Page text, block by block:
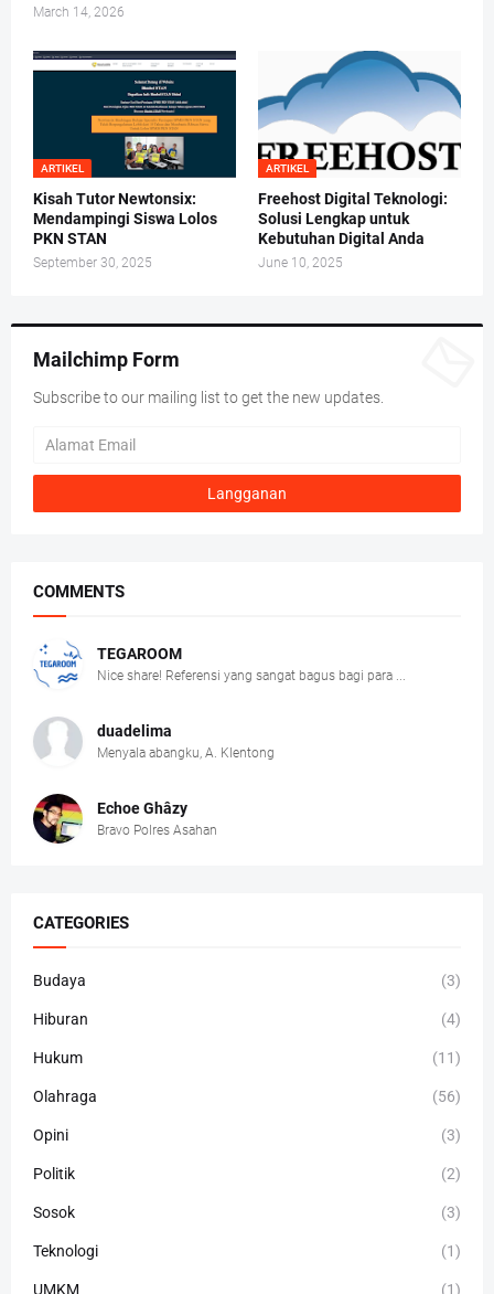
March 14, 2026
ARTIKEL
Kisah Tutor Newtonsix:
Mendampingi Siswa Lolos
PKN STAN
September 30, 2025
ARTIKEL
Freehost Digital Teknologi:
Solusi Lengkap untuk
Kebutuhan Digital Anda
June 10, 2025
Mailchimp Form
Subscribe to our mailing list to get the new updates.
COMMENTS
TEGAROOM
Nice share! Referensi yang sangat bagus bagi para ...
duadelima
Menyala abangku, A. Klentong
Echoe Ghâzy
Bravo Polres Asahan
CATEGORIES
Budaya (3)
Hiburan (4)
Hukum (11)
Olahraga (56)
Opini (3)
Politik (2)
Sosok (3)
Teknologi (1)
UMKM (1)